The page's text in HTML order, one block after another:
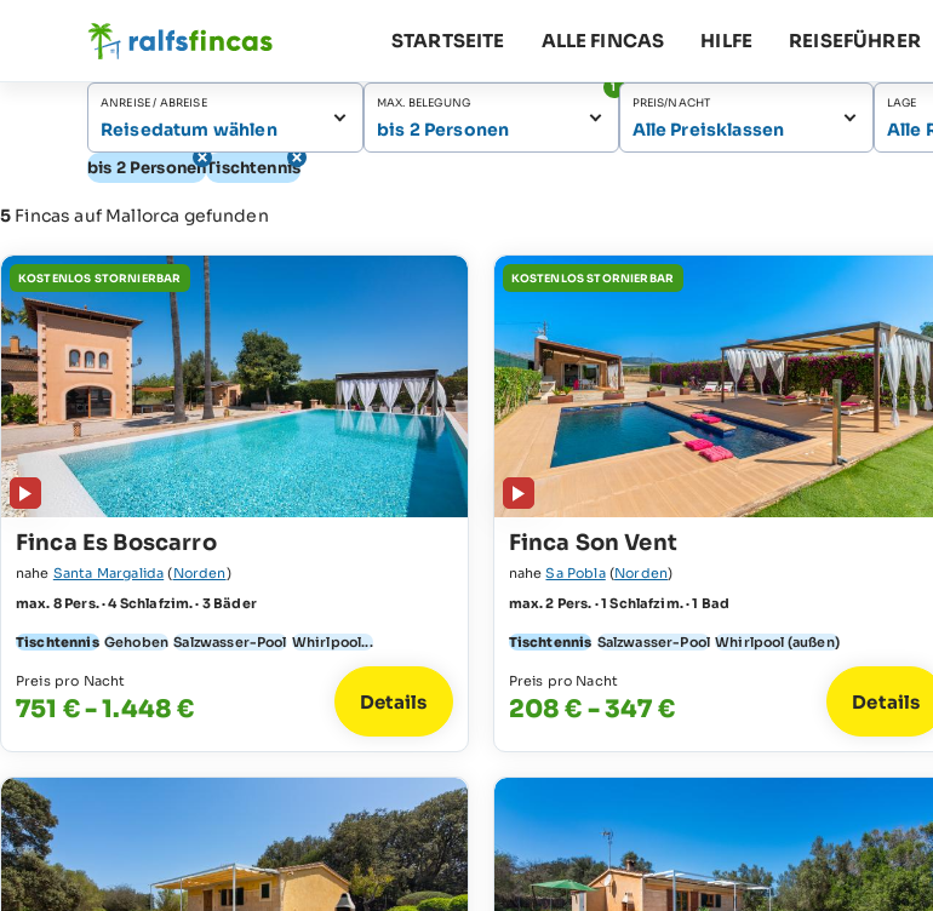
STARTSEITE ALLE FINCAS HILFE REISEFÜHRER
ANREISE / ABREISE
Reisedatum wählen
MAX. BELEGUNG
bis 2 Personen
1
PREIS/NACHT
Alle Preisklassen
LAGE
Alle
bis 2 PersonenTischtennis
5 Fincas auf Mallorca gefunden
KOSTENLOS STORNIERBAR
Finca Es Boscarro
nahe Santa Margalida (Norden)
max. 8 Pers. · 4 Schlafzim. · 3 Bäder
Tischtennis Gehoben Salzwasser-Pool Whirlpool...
Preis pro Nacht
751 € - 1.448 € Details
KOSTENLOS STORNIERBAR
Finca Son Vent
naheSa Pobla(Norden)
max. 2 Pers. · 1 Schlafzim. · 1 Bad
Tischtennis Salzwasser-Pool Whirlpool (außen)
Preis pro Nacht
208 € - 347 € Details